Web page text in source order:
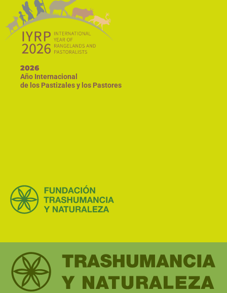
2026
Año Internacional
de los Pastizales y los Pastores